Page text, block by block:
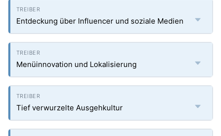
Entdeckung über Influencer und soziale Medien
Menüinnovation und Lokalisierung
Tief verwurzelte Ausgehkultur